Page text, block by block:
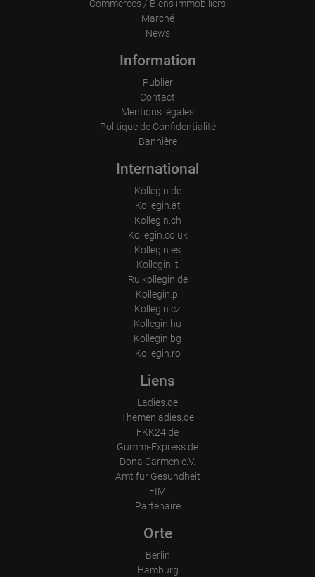
Commerces / Biens immobiliers
Marché
News
Information
Publier
Contact
Mentions légales
Politique de Confidentialité
Bannière
International
Kollegin.de
Kollegin.at
Kollegin.ch
Kollegin.co.uk
Kollegin.es
Kollegin.it
Ru.kollegin.de
Kollegin.pl
Kollegin.cz
Kollegin.hu
Kollegin.bg
Kollegin.ro
Liens
Ladies.de
Themenladies.de
FKK24.de
Gummi-Express.de
Dona Carmen e.V.
Amt für Gesundheit
FIM
Partenaire
Orte
Berlin
Hamburg